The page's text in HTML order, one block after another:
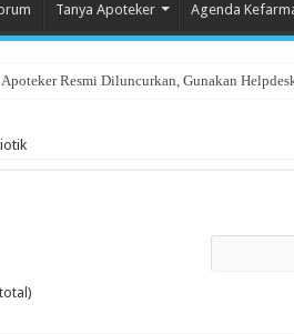
Tanya Apoteker Agenda
Resmi Diluncurkan, Gunakan